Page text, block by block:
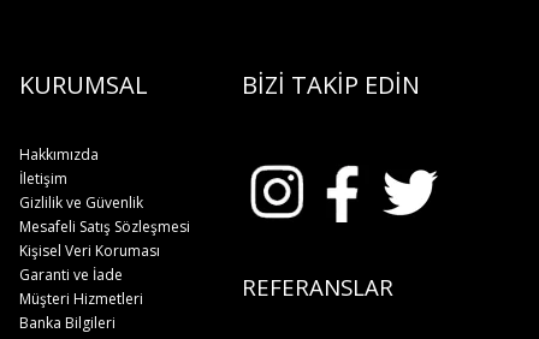
KURUMSAL BİZİ TAKİP EDİN
Hakkımızda
İletişim
Gizlilik ve Güvenlik
Mesafeli Satış Sözleşmesi
Kişisel Veri Koruması
REFERANSLAR
Garanti ve İade
Müşteri Hizmetleri
Banka Bilgileri